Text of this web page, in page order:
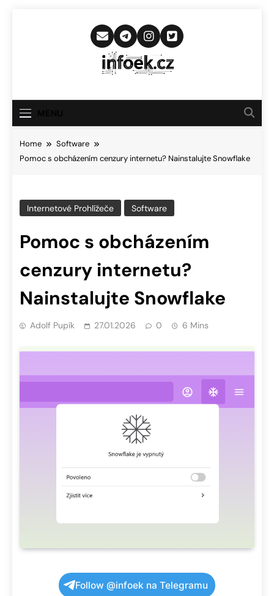
Infoek.cz
Novinkám
Home
Software
Pomoc s obcházením cenzury internetu? Nainstalujte Snowflake
Internetové Prohlížeče Software
Pomoc s obcházením
cenzury internetu?
Nainstalujte Snowflake
Adolf Pupík 27.01.2026 0 6 Mins
Follow @infoek na Telegramu